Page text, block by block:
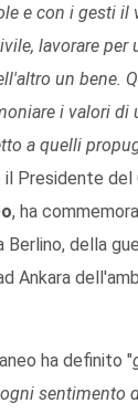
e con i gesti il
lavorare per
un bene.
i valori di
a quelli
Presidente del
, ha
Berlino, della
Ankara
ha definito "
sentimento